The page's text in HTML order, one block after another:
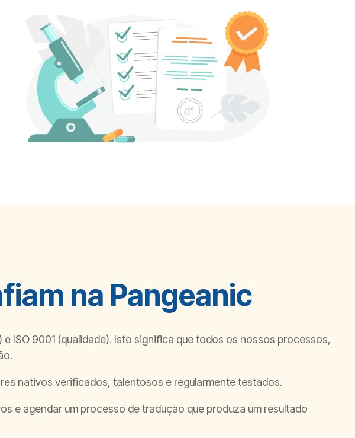
na Pangeanic
ISO 9001 (qualidade). Isto significa que todos os nossos processos,
nativos verificados, talentosos e regularmente testados.
e agendar um processo de tradução que produza um resultado